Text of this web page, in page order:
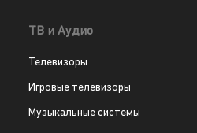
ТВ и Аудио
Телевизоры
Игровые телевизоры
Музыкальные системы